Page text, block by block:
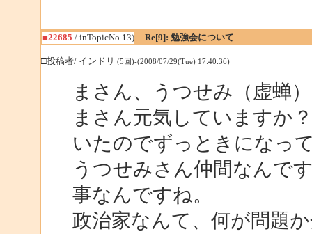
■22685 / inTopicNo.13) Re[9]: 勉強会について
□投稿者/ インドリ (5回)-(2008/07/29(Tue) 17:40:36)
まさん、うつせみ（虚蝉
まさん元気していますか
いたのでずっときになっ
うつせみさん仲間なんで
事なんですね。
政治家なんて、何が問題